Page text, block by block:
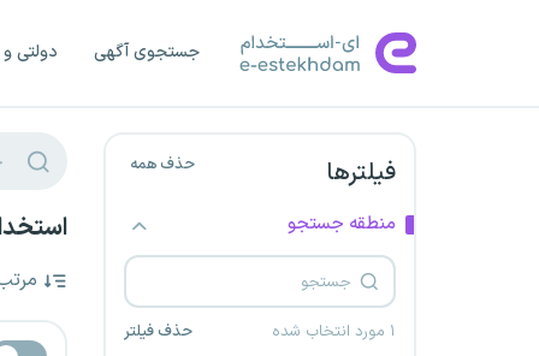
جستجوی آگهی دولتی
فیلترها حذف همه
منطقه جستجو
۱ مورد انتخاب شده حذف فیلتر